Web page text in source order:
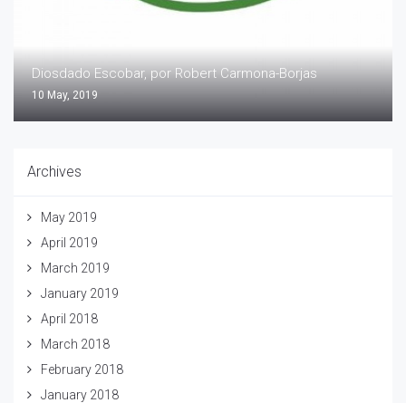
Diosdado Escobar, por Robert Carmona-Borjas
10 May, 2019
Archives
May 2019
April 2019
March 2019
January 2019
April 2018
March 2018
February 2018
January 2018